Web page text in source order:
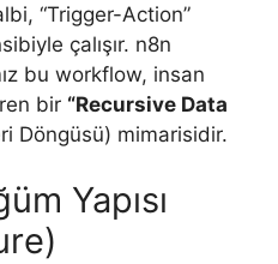
“Trigger-Action”
çalışır. n8n
bu workflow, insan
bir “Recursive Data
Döngüsü) mimarisidir.
Yapısı